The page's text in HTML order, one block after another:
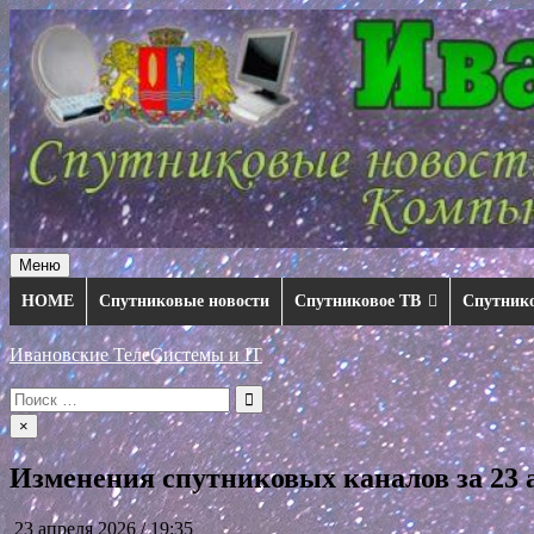
Перейти
к
содержимому
Меню
HOME
Спутниковые новости Спутниковое ТВ
Ивановские ТелеСистемы и IT
Искать:
×
Изменения спутниковых каналов за 23
23 апреля 2026 / 19:35